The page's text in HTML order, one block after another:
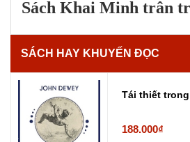
Sách Khai Minh trân
SÁCH HAY KHUYẾN ĐỌC
Tái thiết
188.000₫